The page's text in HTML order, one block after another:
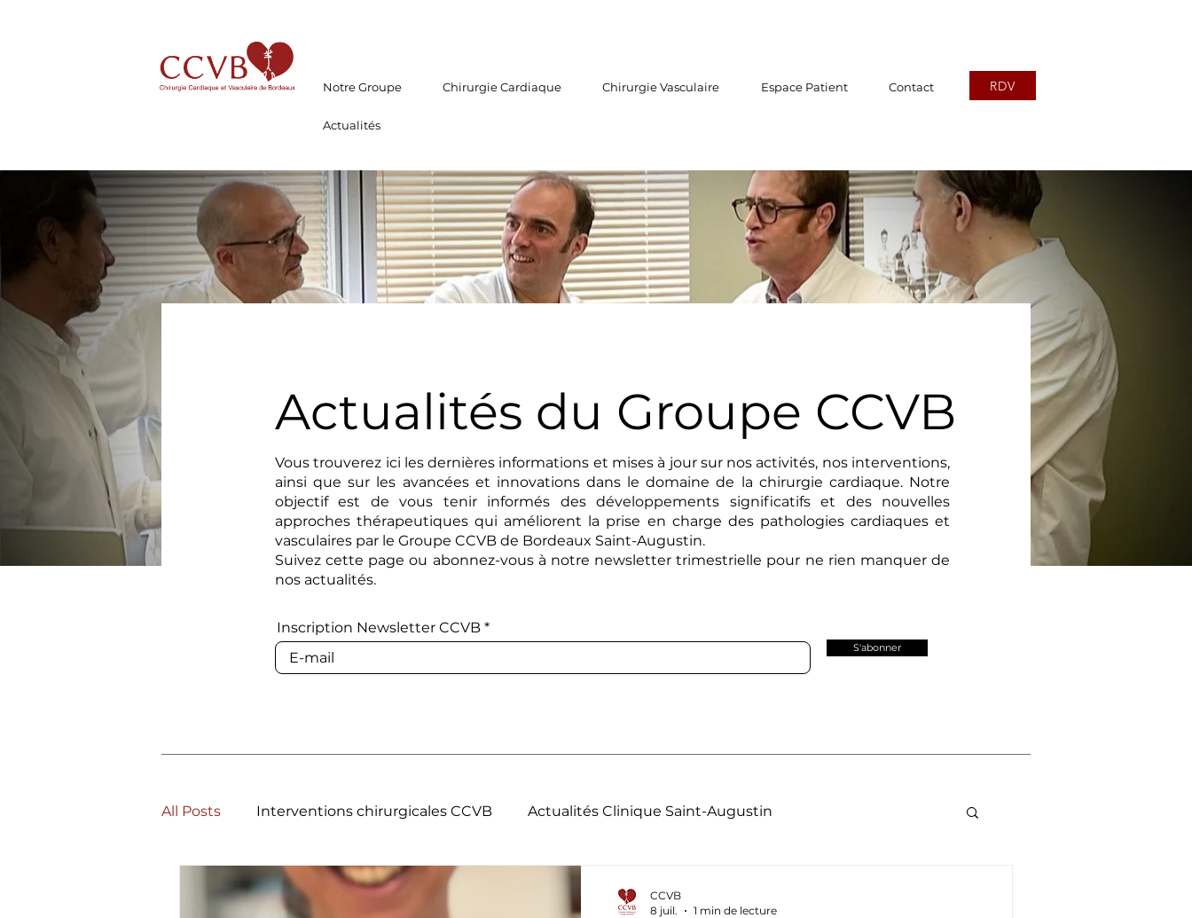
Notre Groupe Chirurgie Cardiaque Chirurgie Vasculaire Espace Patient Contact
Actualités
RDV
Actualités du Groupe CCVB
Vous trouverez ici les dernières informations et mises à jour sur nos activités, nos interventions,
ainsi que sur les avancées et innovations dans le domaine de la chirurgie cardiaque. Notre
objectif est de vous tenir informés des développements significatifs et des nouvelles
approches thérapeutiques qui améliorent la prise en charge des pathologies cardiaques et
vasculaires par le Groupe CCVB de Bordeaux Saint-Augustin.
Suivez cette page ou abonnez-vous à notre newslettertrimestrielle pour ne rien manquer de
nos actualités.
Inscription Newsletter CCVB
S'abonner
All Posts Interventions chirurgicales CCVB Actualités Clinique Saint-Augustin
Actualités Groupe CCVB Portraits des chirurgiens
CCVB
8 juil.
1 min de lecture